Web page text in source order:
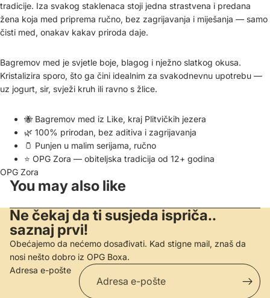
tradicije. Iza svakog staklenaca stoji jedna strastvena i predana
žena koja med priprema ručno, bez zagrijavanja i miješanja — samo
čisti med, onakav kakav priroda daje.
Bagremov med je svjetle boje, blagog i nježno slatkog okusa.
Kristalizira sporo, što ga čini idealnim za svakodnevnu upotrebu —
uz jogurt, sir, svježi kruh ili ravno s žlice.
🐝 Bagremov med iz Like, kraj Plitvičkih jezera
🌿 100% prirodan, bez aditiva i zagrijavanja
🫙 Punjen u malim serijama, ručno
⭐ OPG Zora — obiteljska tradicija od 12+ godina
OPG Zora
You may also like
Ne čekaj da ti susjeda ispriča..
saznaj prvi!
Obećajemo da nećemo dosađivati. Kad stigne mail, znaš da
nosi nešto dobro iz OPG Boxa.
Adresa e-pošte